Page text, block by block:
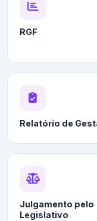
RGF
Relatório de
Julgamento pelo
Legislativo